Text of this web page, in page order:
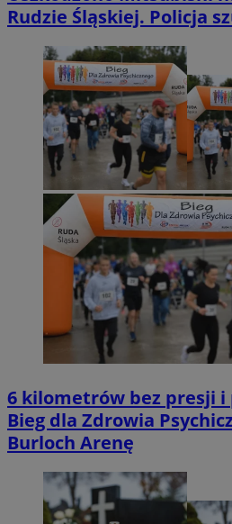
Rudzie Śląskiej. Policja
6 kilometrów bez presji i
Bieg dla Zdrowia
Burloch Arenę